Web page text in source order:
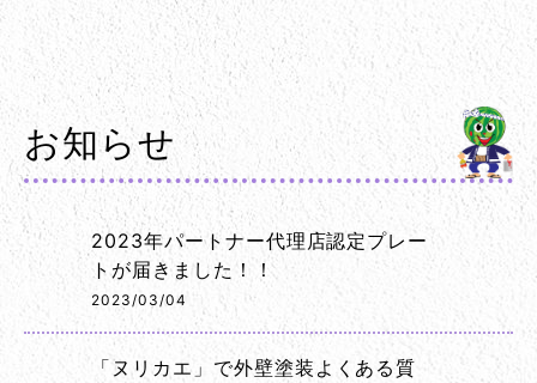
お知らせ
2023年パートナー代理店認定プレー
トが届きました！！
2023/03/04
「ヌリカエ」で外壁塗装よくある質